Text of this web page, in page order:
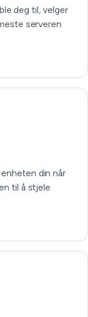
deg til, velger
serveren
din når
til å stjele